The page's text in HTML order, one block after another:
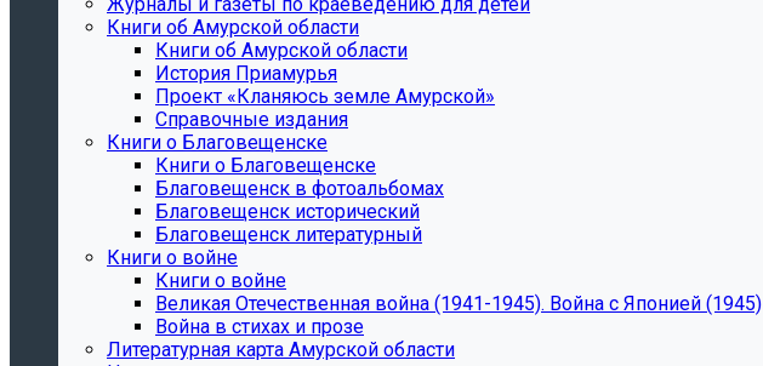
Книги об Амурской области
Книги об Амурской области
История Приамурья
Проект «Кланяюсь земле Амурской»
Справочные издания
Книги о Благовещенске
Книги о Благовещенске
Благовещенск в фотоальбомах
Благовещенск исторический
Благовещенск литературный
Книги о войне
Книги о войне
Великая Отечественная война (1941-1945). Война с Японией (1945)
Война в стихах и прозе
Литературная карта Амурской области